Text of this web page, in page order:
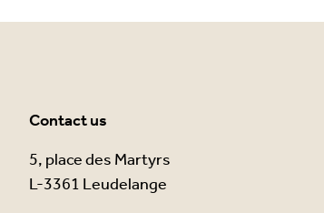
Contact us
5, place des Martyrs
L-3361 Leudelange